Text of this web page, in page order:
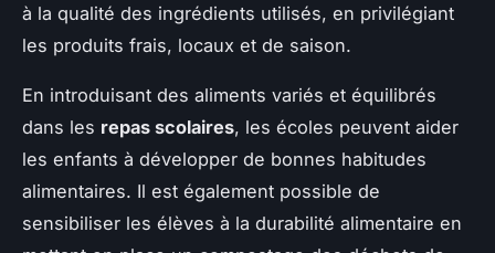
à la qualité des ingrédients utilisés, en privilégiant
les produits frais, locaux et de saison.
En introduisant des aliments variés et équilibrés
dans les repas scolaires, les écoles peuvent aider
les enfants à développer de bonnes habitudes
alimentaires. Il est également possible de
sensibiliser les élèves à la durabilité alimentaire en